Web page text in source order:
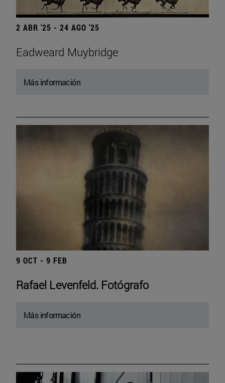
2 ABR '25 - 24 AGO '25
Eadweard Muybridge
Más información
9 OCT - 9 FEB
Rafael Levenfeld. Fotógrafo
Más información